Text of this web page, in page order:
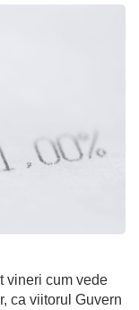
vineri cum vede
ca viitorul Guvern